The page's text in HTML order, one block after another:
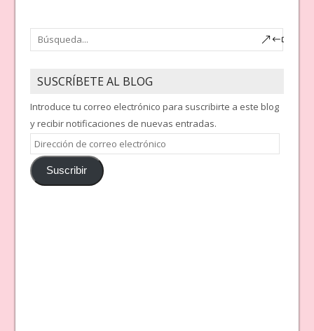
SUSCRÍBETE AL BLOG
Introduce tu correo electrónico para suscribirte a este blog
y recibir notificaciones de nuevas entradas.
Dirección
de
correoSuscribir